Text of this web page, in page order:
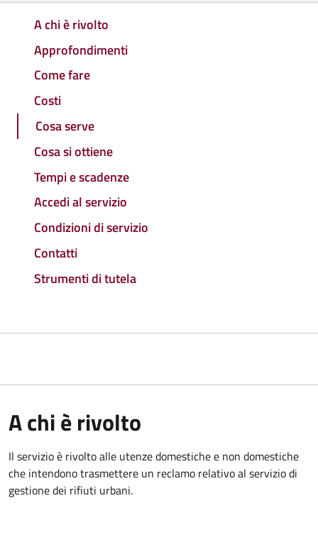
A chi è rivolto
Approfondimenti
Come fare
Costi
Cosa serve
Cosa si ottiene
Tempi e scadenze
Accedi al servizio
Condizioni di servizio
Contatti
Strumenti di tutela
A chi è rivolto
Il servizio è rivolto alle utenze domestiche e non domestiche
che intendono trasmettere un reclamo relativo al servizio di
gestione dei rifiuti urbani.